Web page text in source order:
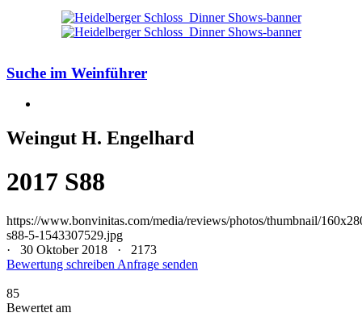
Suche im Weinführer
Weingut H. Engelhard
2017 S88
https://www.bonvinitas.com/media/reviews/photos/thumbnail/
s88-5-1543307529.jpg
· 30 Oktober 2018 ·
2173
Bewertung schreiben Anfrage senden
85
Bewertet am